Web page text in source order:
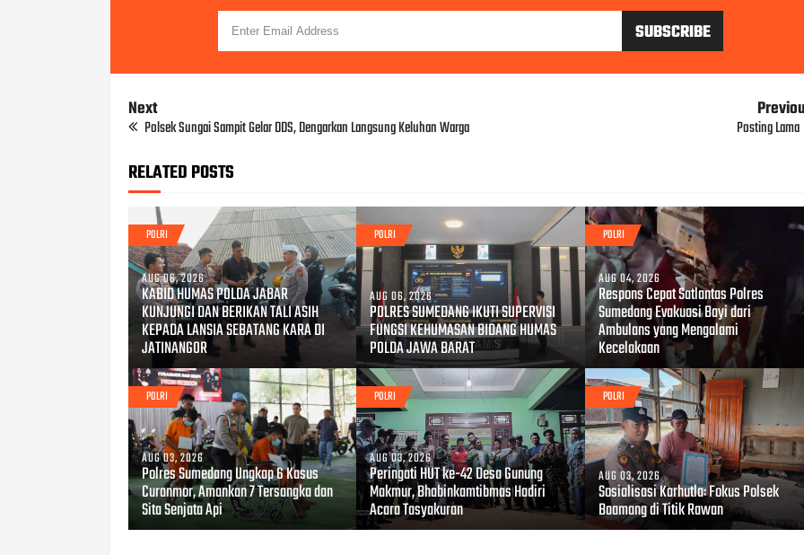
Next
Polsek Sungai Sampit Gelar DDS, Dengarkan Langsung Keluhan Warga Posting Lama
RELATED POSTS
POLRI
AUG 06, 2026
KABID HUMAS POLDA JABAR
KUNJUNGI DAN BERIKAN TALI ASIH
KEPADA LANSIA SEBATANG KARA DI
JATINANGOR
POLRI
AUG 06, 2026
POLRES SUMEDANG IKUTI SUPERVISI
FUNGSI KEHUMASAN BIDANG HUMAS
POLDA JAWA BARAT
POLRI
AUG 04, 2026
Respons Cepat Satlantas Polres
Sumedang Evakuasi Bayi dari
Ambulans yang Mengalami
Kecelakaan
POLRI
AUG 03, 2026
Polres Sumedang Ungkap 6 Kasus
Curanmor, Amankan 7 Tersangka dan
Sita Senjata Api
POLRI
AUG 03, 2026
Peringati HUT ke-42 Desa Gunung
Makmur, Bhabinkamtibmas Hadiri
Acara Tasyakuran
POLRI
AUG 03, 2026
Sosialisasi Karhutla: Fokus Polsek
Baamang di Titik Rawan